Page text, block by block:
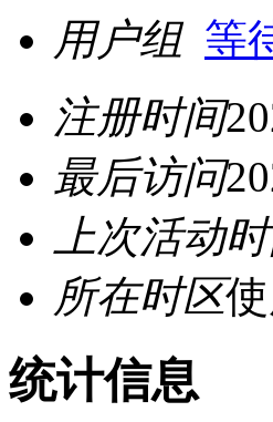
用户组 等
注册时间
最后访问
上次活动
所在时区
统计信息